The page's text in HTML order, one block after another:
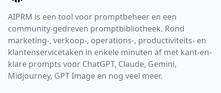
AIPRM is een tool voor promptbeheer en een
community-gedreven promptbibliotheek. Rond
marketing-, verkoop-, operations-, productiviteits- en
klantenservicetaken in enkele minuten af met kant-en-
klare prompts voor ChatGPT, Claude, Gemini,
Midjourney, GPT Image en nog veel meer.